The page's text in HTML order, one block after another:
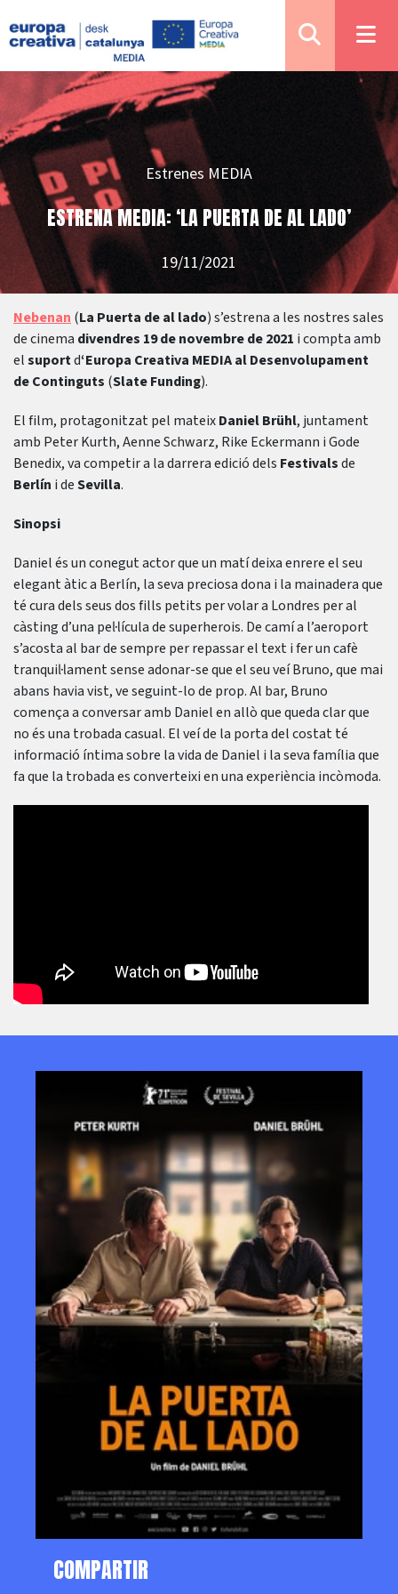
Estrenes MEDIA
ESTRENA MEDIA: ‘LA PUERTA DE AL LADO’
19/11/2021
Nebenan (La Puerta de al lado) s’estrena a les nostres sales
de cinema divendres 19 de novembre de 2021 i compta amb
elsuportd‘Europa Creativa MEDIA al Desenvolupament
de Continguts (Slate Funding).
El film, protagonitzat pel mateixDaniel Brühl, juntament
amb Peter Kurth, Aenne Schwarz, Rike Eckermann i Gode
Benedix, va competir a la darrera edició dels Festivalsde
Berlín i deSevilla.
Sinopsi
Daniel és un conegut actor que un matí deixa enrere el seu
elegant àtic a Berlín, la seva preciosa dona i la mainadera que
té cura dels seus dos fills petits per volar a Londres per al
càsting d’una pel·lícula de superherois. De camí a l’aeroport
s’acosta al bar de sempre per repassar el text i fer un cafè
tranquil·lament sense adonar-se que el seu veí Bruno, que mai
abans havia vist, ve seguint-lo de prop. Al bar, Bruno
comença a conversar amb Daniel en allò que queda clar que
no és una trobada casual. El veí de la porta del costat té
informació íntima sobre la vida de Daniel i la seva família que
fa que la trobada es converteixi en una experiència incòmoda.
COMPARTIR